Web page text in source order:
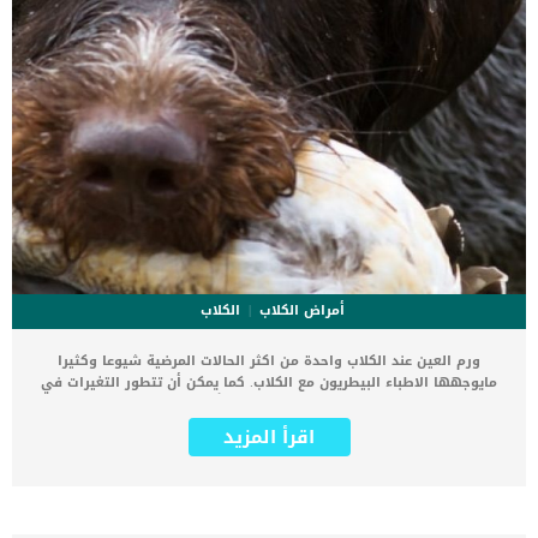
أمراض الكلاب
الكلاب
ورم العين عند الكلاب واحدة من اكثر الحالات المرضية شيوعا وكثيرا
مايوجهها الاطباء البيطريون مع الكلاب. كما يمكن أن تتطور التغيرات في
السرطانية التي بدأت في جزء آخر من الجسم. تتراوح اورام العين عند
الكلاب من اورام حميدة الى اورام خبيثة, وكلاهما يحتاجون الى العلاج
اقرأ المزيد